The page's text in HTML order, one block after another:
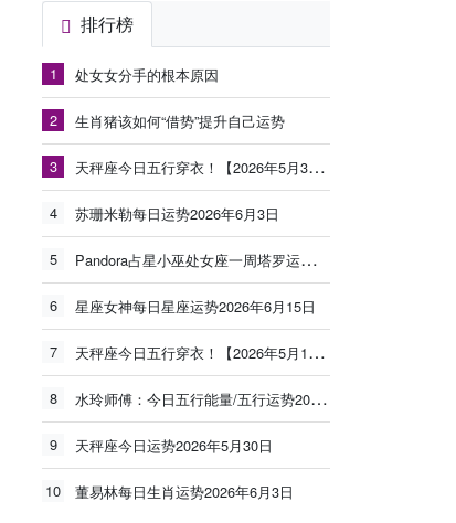
排行榜
1 处女女分手的根本原因
2 生肖猪该如何“借势”提升自己运势
3 天秤座今日五行穿衣！【2026年5月30日】
4 苏珊米勒每日运势2026年6月3日
5 Pandora占星小巫处女座一周塔罗运势（6.8-6.14）
6 星座女神每日星座运势2026年6月15日
7 天秤座今日五行穿衣！【2026年5月19日】
8 水玲师傅：今日五行能量/五行运势2026年5月25日
9 天秤座今日运势2026年5月30日
10 董易林每日生肖运势2026年6月3日